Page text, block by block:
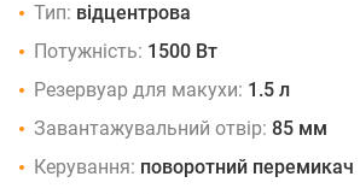
Тип: відцентрова
Потужність: 1500 Вт
Резервуар для макухи: 1.5 л
Завантажувальний отвір: 85 мм
Керування: поворотний перемикач